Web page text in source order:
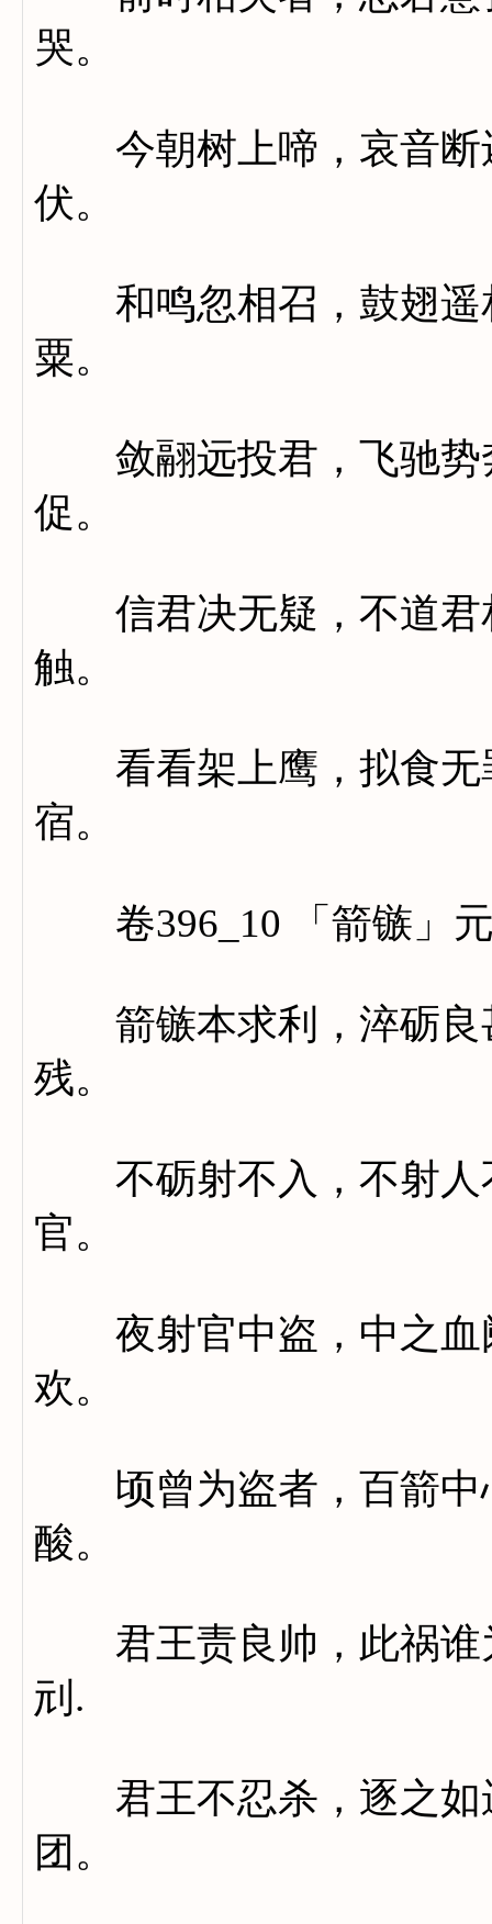
哭。
今朝树上啼，哀音断
伏。
和鸣忽相召，鼓翅遥
粟。
敛翮远投君，飞驰势
促。
信君决无疑，不道君
触。
看看架上鹰，拟食无
宿。
卷396_10 「箭镞」
箭镞本求利，淬砺良
残。
不砺射不入，不射人
官。
夜射官中盗，中之血
欢。
顷曾为盗者，百箭中
酸。
君王责良帅，此祸谁
刓.
君王不忍杀，逐之如
团。